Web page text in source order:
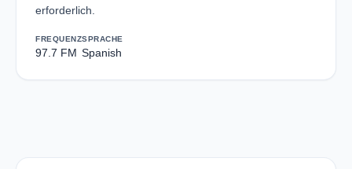
erforderlich.
FREQUENZ
97.7 FM
SPRACHE
Spanish